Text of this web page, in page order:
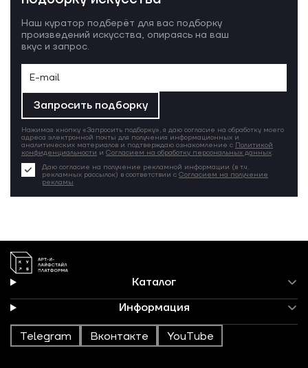
Наш куратор подберёт для вас подборку
произведений искусства, опираясь на ваш
вкус и запрос.
Запросить подборку
Нажимая кнопку «Запросить подборку», я даю согласие на обработку моего
адреса электронной почты для получения информационных и
аналитических материалов и подтверждаю ознакомление с Политикой
конфиденциальности и Согласием на обработку персональных данных.
Даю согласие на получение рекламной информации (в т.ч.
рекламных рассылок) в соответствии с Согласием на получение
рекламы
Каталог
Информация
Telegram Вконтакте YouTube